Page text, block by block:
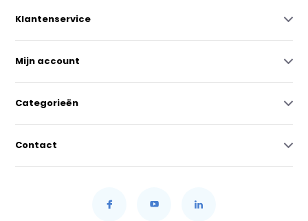
Klantenservice
Mijn account
Categorieën
Contact